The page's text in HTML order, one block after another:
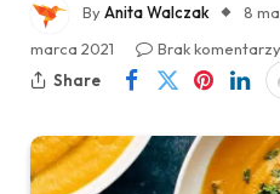
ByAnita Walczak 8
marca 2021
Brak komentarzy
Share